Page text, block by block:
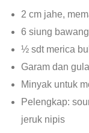
2 cm jahe,
6 siung
½ sdt merica
Garam dan
Minyak untuk
Pelengkap:
jeruk nipis